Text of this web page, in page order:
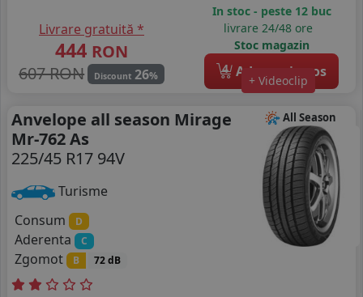
+ Videoclip
Livrare gratuită *
444 RON
607 RON
Discount 26%
In stoc - peste 12 buc
livrare 24/48 ore
Stoc magazin
4 Adauga in cos
All Season
Anvelope all season Mirage
Mr-762 As
225/45 R17 94V
Turisme
Consum
D
Aderenta C
Zgomot B 72 dB